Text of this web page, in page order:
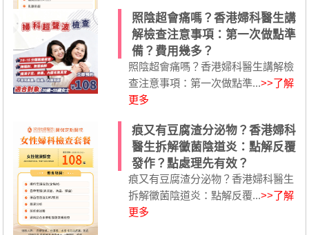
照陰超會痛嗎？香港婦科醫生講
解檢查注意事項：第一次做點準
備？費用幾多？
照陰超會痛嗎？香港婦科醫生講解檢
查注意事項：第一次做點準...>>了解
更多
痕又有豆腐渣分泌物？香港婦科
醫生拆解黴菌陰道炎：點解反覆
發作？點處理先有效？
痕又有豆腐渣分泌物？香港婦科醫生
拆解黴菌陰道炎：點解反覆...>>了解
更多